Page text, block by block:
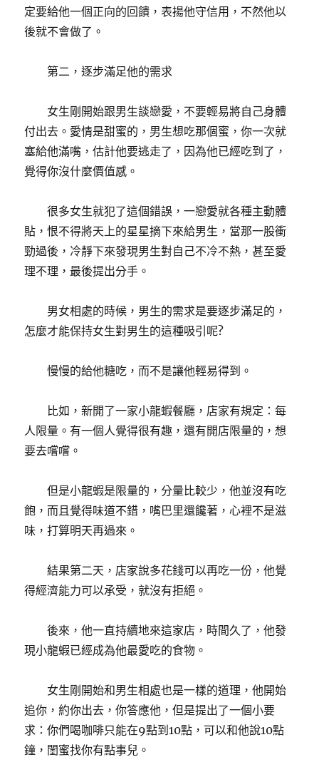
定要給他一個正向的回饋，表揚他守信用，不然他以
後就不會做了。
第二，逐步滿足他的需求
女生剛開始跟男生談戀愛，不要輕易將自己身體
付出去。愛情是甜蜜的，男生想吃那個蜜，你一次就
塞給他滿嘴，估計他要逃走了，因為他已經吃到了，
覺得你沒什麼價值感。
很多女生就犯了這個錯誤，一戀愛就各種主動體
貼，恨不得將天上的星星摘下來給男生，當那一股衝
勁過後，冷靜下來發現男生對自己不冷不熱，甚至愛
理不理，最後提出分手。
男女相處的時候，男生的需求是要逐步滿足的，
怎麼才能保持女生對男生的這種吸引呢?
慢慢的給他糖吃，而不是讓他輕易得到。
比如，新開了一家小龍蝦餐廳，店家有規定：每
人限量。有一個人覺得很有趣，還有開店限量的，想
要去嚐嚐。
但是小龍蝦是限量的，分量比較少，他並沒有吃
飽，而且覺得味道不錯，嘴巴里還饞著，心裡不是滋
味，打算明天再過來。
結果第二天，店家說多花錢可以再吃一份，他覺
得經濟能力可以承受，就沒有拒絕。
後來，他一直持續地來這家店，時間久了，他發
現小龍蝦已經成為他最愛吃的食物。
女生剛開始和男生相處也是一樣的道理，他開始
追你，約你出去，你答應他，但是提出了一個小要
求：你們喝咖啡只能在9點到10點，可以和他說10點
鐘，閨蜜找你有點事兒。